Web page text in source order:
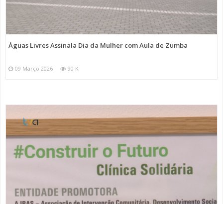
Águas Livres Assinala Dia da Mulher com Aula de Zumba
09 Março 2026 90 K